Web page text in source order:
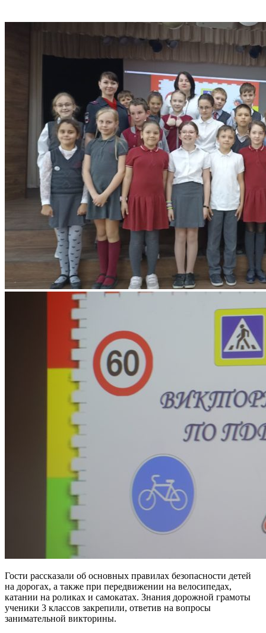
Гости рассказали об основных правилах безопасности детей
на дорогах, а также при передвижении на велосипедах,
катании на роликах и самокатах. Знания дорожной грамоты
ученики 3 классов закрепили, ответив на вопросы
занимательной викторины.